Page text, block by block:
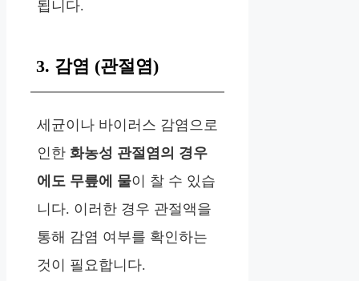
됩니다.
3. 감염 (관절염)
세균이나 바이러스 감염으로
인한 화농성 관절염의 경우
에도 무릎에 물이 찰 수 있습
니다. 이러한 경우 관절액을
통해 감염 여부를 확인하는
것이 필요합니다.